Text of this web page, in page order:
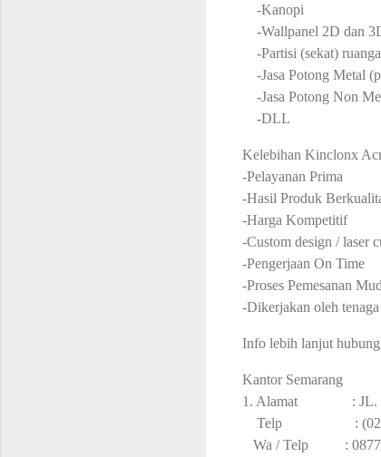
-Kanopi
-Wallpanel 2D dan
-Partisi (sekat)
-Jasa Potong Metal
-Jasa Potong Non
-DLL
Kelebihan Kinclonx
-Pelayanan Prima
-Hasil Produk
-Harga Kompetitif
-Custom design / laser
-Pengerjaan On Time
-Proses Pemesanan
-Dikerjakan oleh
Info lebih lanjut
Kantor Semarang
1. Alamat : JL.
Telp : (024)
Wa / Telp :